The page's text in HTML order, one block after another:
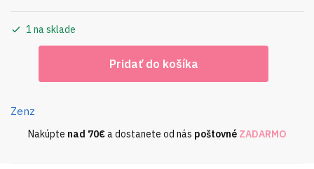
1 na sklade
MalibuC
Pridať do košíka
Zenz
Nakúpte nad 70€a dostanete od nás poštovné ZADARMO